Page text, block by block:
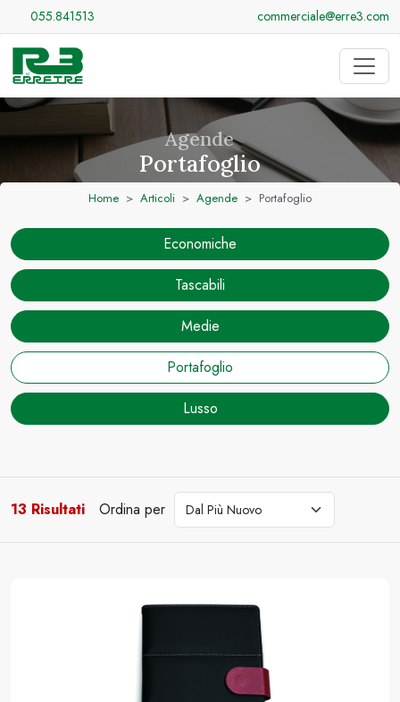
055.841513 commerciale@erre3.com
Agende
Portafoglio
Home Articoli Agende Portafoglio
Economiche
Tascabili
Medie
Portafoglio
Lusso
13 Risultati Ordina per
cerca